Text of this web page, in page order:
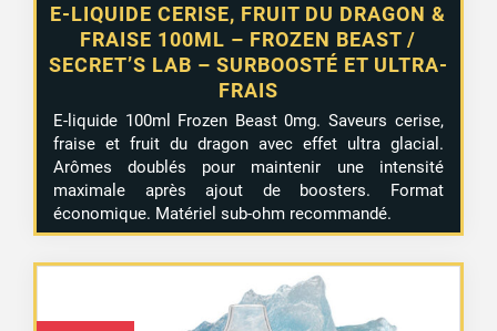
E-LIQUIDE CERISE, FRUIT DU DRAGON &
FRAISE 100ML – FROZEN BEAST /
SECRET’S LAB – SURBOOSTÉ ET ULTRA-
FRAIS
E-liquide 100ml Frozen Beast 0mg. Saveurs cerise,
fraise et fruit du dragon avec effet ultra glacial.
Arômes doublés pour maintenir une intensité
maximale après ajout de boosters. Format
économique. Matériel sub-ohm recommandé.